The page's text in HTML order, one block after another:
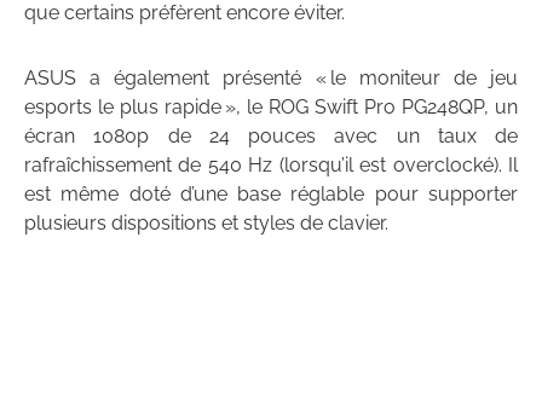
que certains préfèrent encore éviter.
ASUS a également présenté « le moniteur de jeu
esports le plus rapide », le ROG Swift Pro PG248QP, un
écran 1080p de 24 pouces avec un taux de
rafraîchissement de 540 Hz (lorsqu’il est overclocké). Il
est même doté d’une base réglable pour supporter
plusieurs dispositions et styles de clavier.